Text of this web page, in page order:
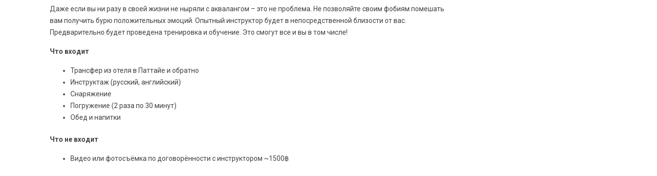
Даже если вы ни разу в своей жизни не ныряли с аквалангом – это не проблема. Не позволяйте своим фобиям помешать
вам получить бурю положительных эмоций. Опытный инструктор будет в непосредственной близости от вас.
Предварительно будет проведена тренировка и обучение. Это смогут все и вы в том числе!
Что входит
Трансфер из отеля в Паттайе и обратно
Инструктаж (русский, английский)
Снаряжение
Погружение (2 раза по 30 минут)
Обед и напитки
Что не входит
Видео или фотосъёмка по договорённости с инструктором ~1500฿